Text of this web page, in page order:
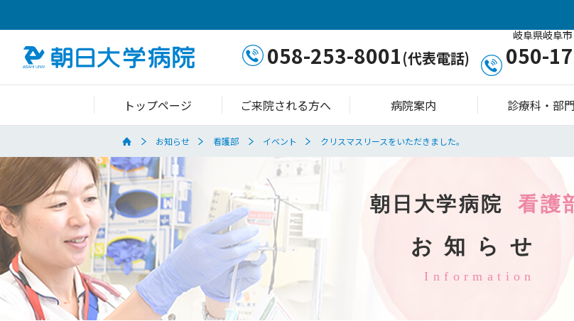
岐阜県岐阜
058-253-8001(代表電話) 050-
トップページ ご来院される方へ 病院案内 診療科・部門
お知らせ 看護部 イベント クリスマスリースをいただきました。
朝日大学病院 看護
お知らせ
Information